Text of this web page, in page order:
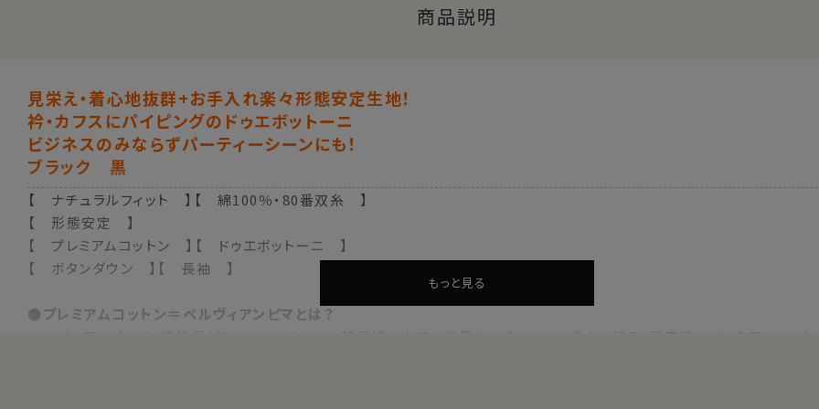
商品説明
見栄え・着心地抜群+お手入れ楽々形態安定生地！
衿・カフスにパイピングのドゥエボットーニ
ビジネスのみならずパーティーシーンにも！
ブラック 黒
【 ナチュラルフィット 】【 綿100％・80番双糸 】
【 形態安定 】
【 プレミアムコットン 】【 ドゥエボットーニ 】
【 ボタンダウン 】【 長袖 】
●プレミアムコットン＝ペルヴィアンピマとは？
もっと見る